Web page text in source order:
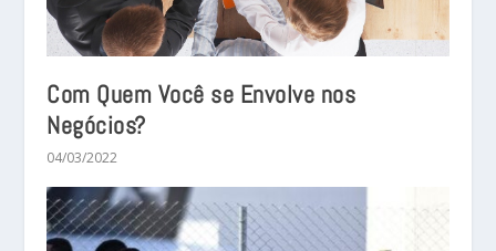
Com Quem Você se Envolve nos
Negócios?
04/03/2022